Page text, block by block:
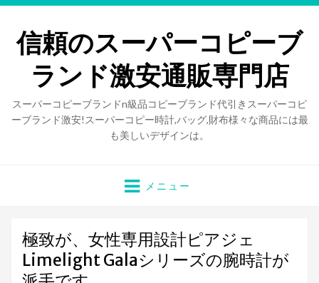
信頼のスーパーコピーブ
ランド激安通販専門店
スーパーコピーブランドn級品コピーブランド代引きスーパーコピ
ーブランド激安!スーパーコピー時計,バッグ,財布様々な商品には最
も美しいデザインは。
メニュー
極致が、女性専用設計ピアジェ
Limelight Galaシリーズの腕時計が